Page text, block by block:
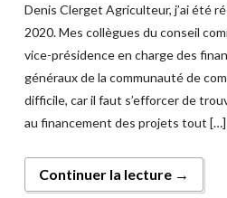
Denis Clerget Agriculteur, j’ai été
2020. Mes collègues du conseil
vice-présidence en charge des
généraux de la communauté de
difficile, car il faut s’efforcer de
au financement des projets tout […]
Continuer la lecture →